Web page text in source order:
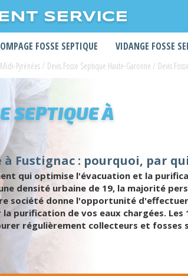
SERVICE
FOSSE SEPTIQUE VIDANGE FOSSE
Pyrénées/ Devis Fosse Septique Haute-Garonne / Devis
SEPTIQUE À
à Fustignac : pourquoi, par
qui optimise l'évacuation et la
densité urbaine de 19, la majorité
société donne l'opportunité
purification de vos eaux chargées. Les
régulièrement collecteurs et fosses